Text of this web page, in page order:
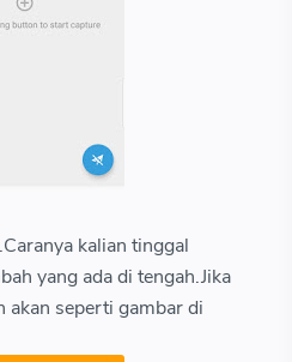
kalian tinggal
yang ada di tengah.Jika
akan seperti gambar di